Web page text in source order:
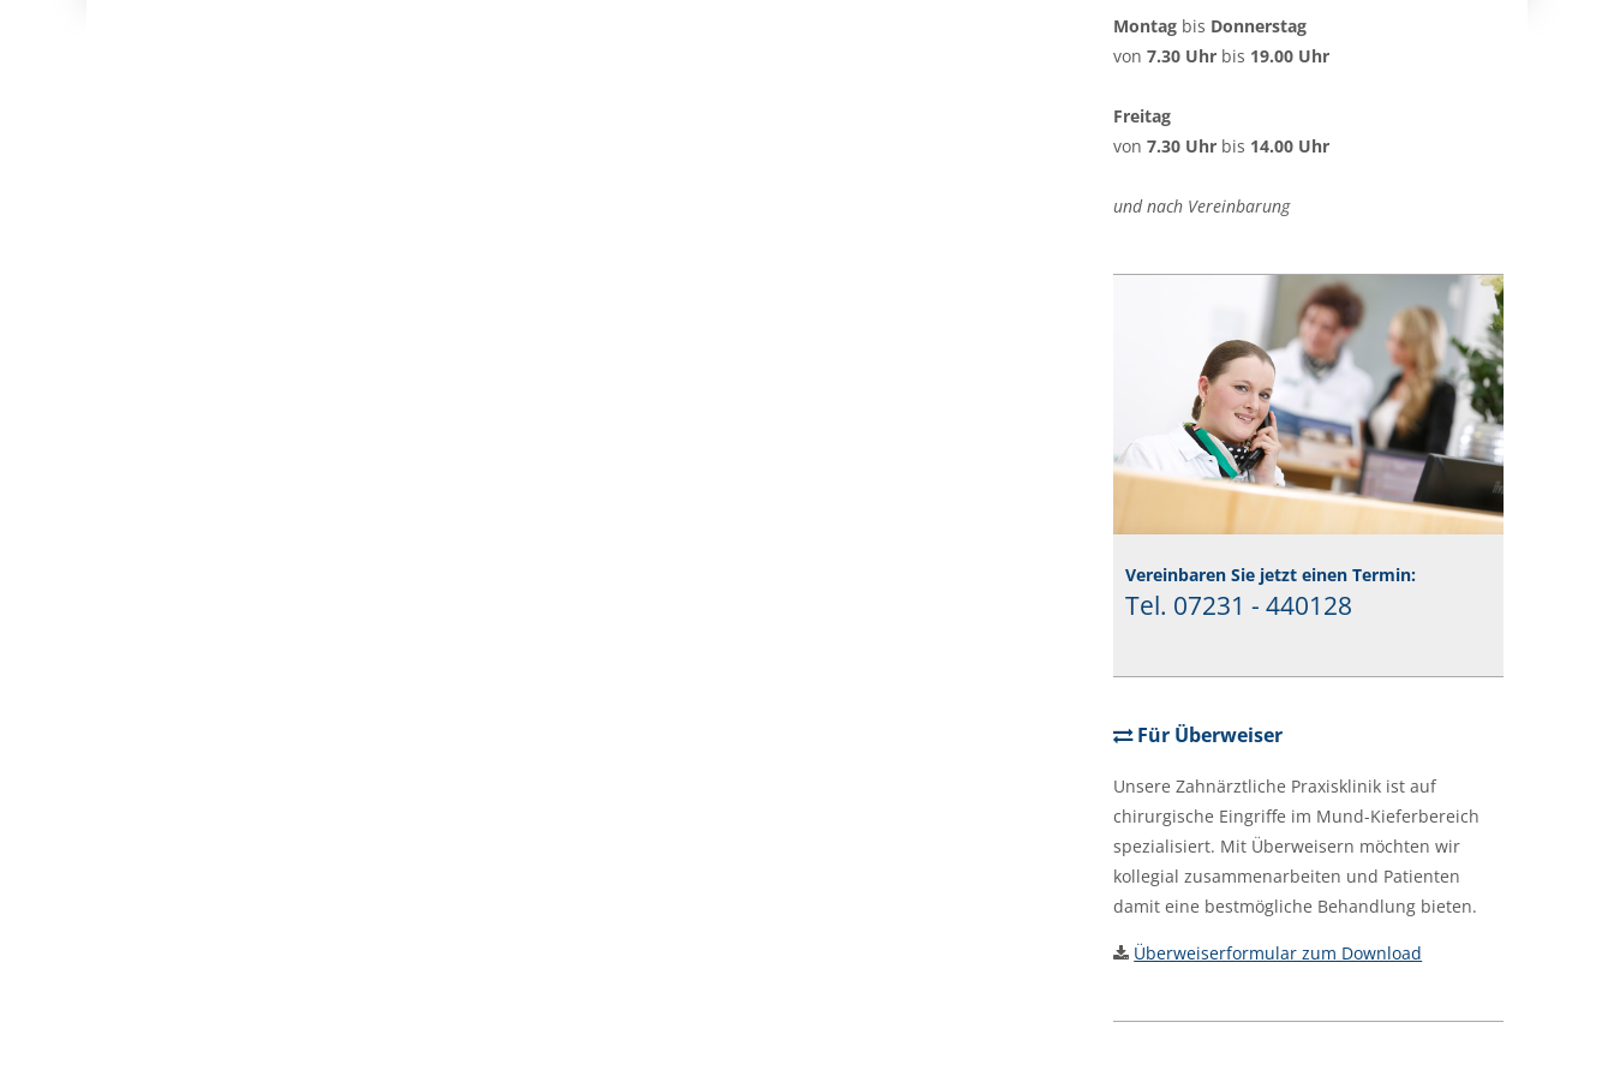
Montag bis Donnerstag
von7.30 Uhr bis 19.00 Uhr
Freitag
von7.30 Uhr bis 14.00 Uhr
und nach Vereinbarung
Vereinbaren Sie jetzt einen Termin:
Tel. 07231 - 440128
Für Überweiser
Unsere Zahnärztliche Praxisklinik ist auf
chirurgische Eingriffe im Mund-Kieferbereich
spezialisiert. Mit Überweisern möchten wir
kollegial zusammenarbeiten und Patienten
damit eine bestmögliche Behandlung bieten.
Überweiserformular zum Download